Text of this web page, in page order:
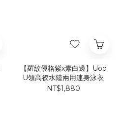
【羅紋優格紫x素白邊】Uoo
U領高衩水陸兩用連身泳衣
NT$1,880